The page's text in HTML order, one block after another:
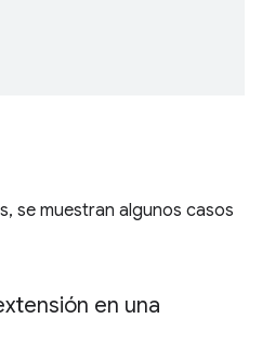
se muestran algunos casos
en una